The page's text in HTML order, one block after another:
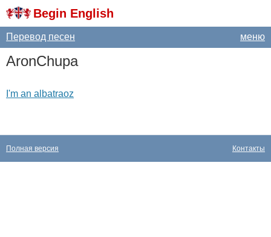
Begin English
меню
Перевод песен
AronChupa
I'm an albatraoz
Контакты
Полная версия